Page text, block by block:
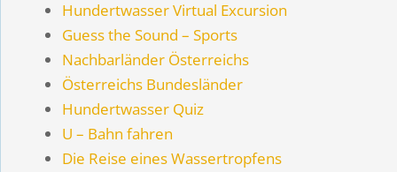
Hundertwasser Virtual Excursion
Guess the Sound – Sports
Nachbarländer Österreichs
Österreichs Bundesländer
Hundertwasser Quiz
U – Bahn fahren
Die Reise eines Wassertropfens